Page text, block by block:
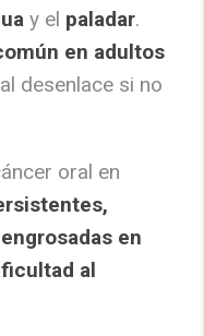
y el paladar.
en adultos
desenlace si no
oral en
en
al